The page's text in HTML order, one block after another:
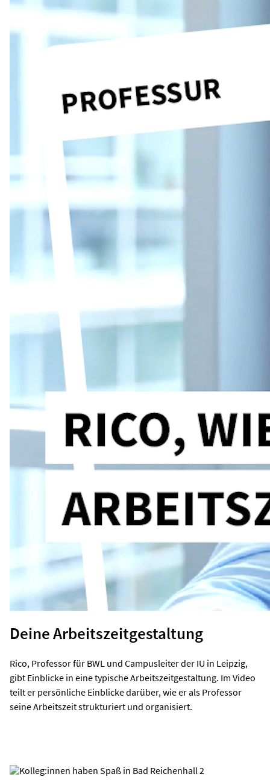
Deine Arbeitszeitgestaltung
Rico, Professor für BWL und Campusleiter der IU in Leipzig,
gibt Einblicke in eine typische Arbeitszeitgestaltung. Im Video
teilt er persönliche Einblicke darüber, wie er als Professor
seine Arbeitszeit strukturiert und organisiert.